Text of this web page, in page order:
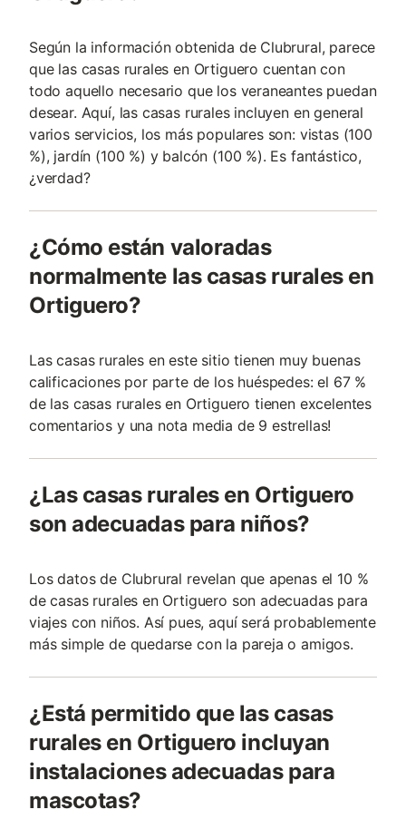
Según la información obtenida de Clubrural, parece
que las casas rurales en Ortiguero cuentan con
todo aquello necesario que los veraneantes puedan
desear. Aquí, las casas rurales incluyen en general
varios servicios, los más populares son: vistas (100
%), jardín (100 %) y balcón (100 %). Es fantástico,
¿verdad?
¿Cómo están valoradas
normalmente las casas rurales en
Ortiguero?
Las casas rurales en este sitio tienen muy buenas
calificaciones por parte de los huéspedes: el 67 %
de las casas rurales en Ortiguero tienen excelentes
comentarios y una nota media de 9 estrellas!
¿Las casas rurales en Ortiguero
son adecuadas para niños?
Los datos de Clubrural revelan que apenas el 10 %
de casas rurales en Ortiguero son adecuadas para
viajes con niños. Así pues, aquí será probablemente
más simple de quedarse con la pareja o amigos.
¿Está permitido que las casas
rurales en Ortiguero incluyan
instalaciones adecuadas para
mascotas?